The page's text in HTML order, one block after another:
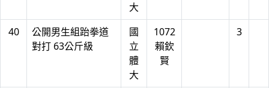
大
40
公開男生組跆拳道
對打 63公斤級
國
立
體
大
1072
賴欽
賢
3